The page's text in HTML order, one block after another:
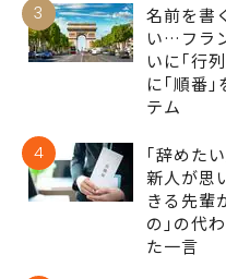
3
名前を書
い…フラ
いに｢行
に｢順番｣
テム
4
｢辞めた
新人が思
きる先輩
の｣の代
た一言